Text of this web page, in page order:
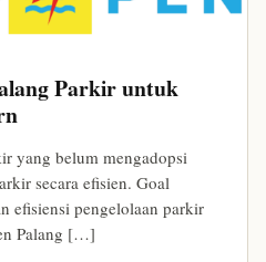
Parkir untuk
yang belum mengadopsi
secara efisien. Goal
efisiensi pengelolaan parkir
Palang […]